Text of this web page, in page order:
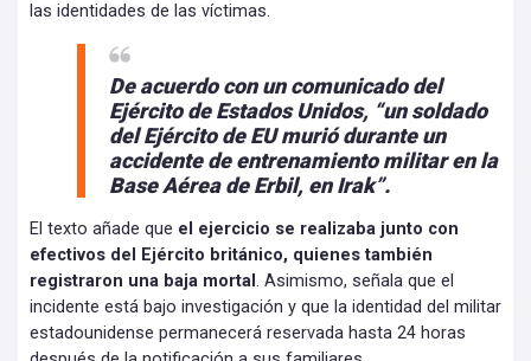
las identidades de las víctimas.
De acuerdo con un comunicado del
Ejército de Estados Unidos, “un soldado
del Ejército de EU murió durante un
accidente de entrenamiento militar en la
Base Aérea de Erbil, en Irak”.
El texto añade que el ejercicio se realizaba junto con
efectivos del Ejército británico, quienes también
registraron una baja mortal . Asimismo, señala que el
incidente está bajo investigación y que la identidad del militar
estadounidense permanecerá reservada hasta 24 horas